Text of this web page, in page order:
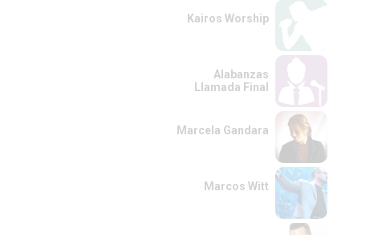
Kairos Worship
Alabanzas
Llamada Final
Marcela Gandara
Marcos Witt